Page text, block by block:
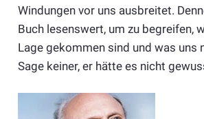
Windungen vor uns ausbreitet.
Buch lesenswert, um zu begreifen,
Lage gekommen sind und was uns
Sage keiner, er hätte es nicht